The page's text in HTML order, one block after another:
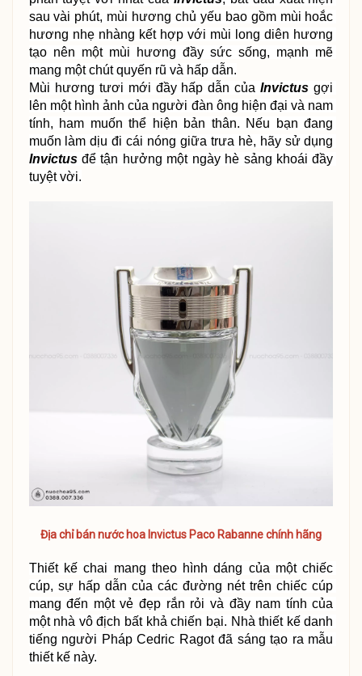
sau vài phút, mùi hương chủ yếu bao gồm mùi hoắc
hương nhẹ nhàng kết hợp với mùi long diên hương
tạo nên một mùi hương đầy sức sống, mạnh mẽ
mang một chút quyến rũ và hấp dẫn.
Mùi hương tươi mới đầy hấp dẫn của Invictus gợi
lên một hình ảnh của người đàn ông hiện đại và nam
tính, ham muốn thể hiện bản thân. Nếu bạn đang
muốn làm dịu đi cái nóng giữa trưa hè, hãy sử dụng
Invictus để tận hưởng một ngày hè sảng khoái đầy
tuyệt vời.
Địa chỉ bán nước hoa Invictus Paco Rabanne chính hãng
Thiết kế chai mang theo hình dáng của một chiếc
cúp, sự hấp dẫn của các đường nét trên chiếc cúp
mang đến một vẻ đẹp rắn rỏi và đầy nam tính của
một nhà vô địch bất khả chiến bại. Nhà thiết kế danh
tiếng người Pháp Cedric Ragot đã sáng tạo ra mẫu
thiết kế này.